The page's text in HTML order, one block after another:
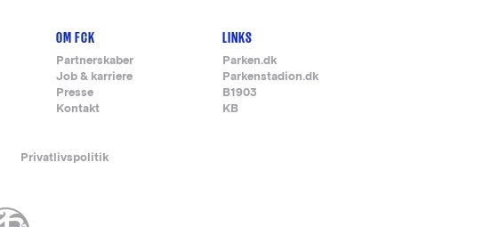
OM FCK
Partnerskaber
Job & karriere
Presse
Kontakt
LINKS
Parken.dk
Parkenstadion.dk
B1903
KB
Privatlivspolitik